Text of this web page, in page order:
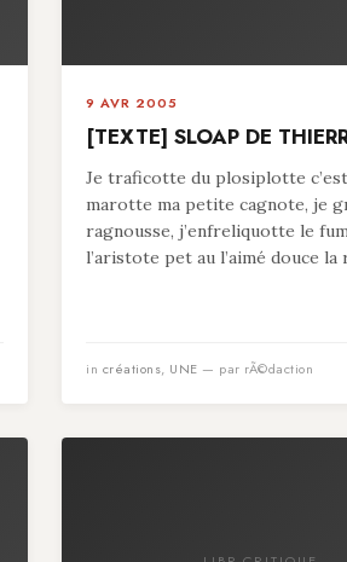
9 AVR 2005
[TEXTE] SLOAP DE
Je traficotte du plosiplotte
marotte ma petite cagnote, je
ragnousse, j’enfreliquotte le
l’aristote pet au l’aimé douce la
in créations, UNE — par rÃ©daction